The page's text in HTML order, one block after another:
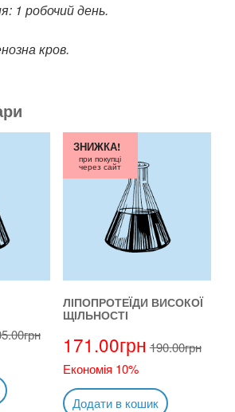
1 робочий день.
кров.
грн
ЛІПОПРОТЕЇДИ ВИСОКОЇ
ЩІЛЬНОСТІ
171.00грн 190.00грн
Економія 10%
ЗНИЖКА!
при покупці
через сайт
Додати в кошик